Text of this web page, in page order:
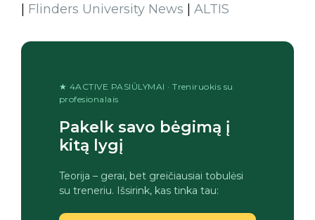
Flinders University News ALTIS
★ 4ACTIVE PASIŪLYMAI · Treniruokis su
profesionalais
Pakelk savo bėgimą į
kitą lygį
Teorija – gerai, bet greičiausiai tobulėsi
su treneriu. Išsirink, kas tinka tau: